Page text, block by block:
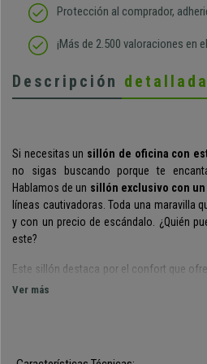
Protección al comprador,
¡Más de 2.500 valoraciones en
Descripción detallada
Si necesitas un sillón de oficina con
no sigas buscando porque te
Hablamos de un sillón exclusivo con
líneas cautivadoras. Toda una maravilla
y con un precio de escándalo. ¿Quién
este?
Este sillón destaca por el confort que
suaves líneas y su
Ver más